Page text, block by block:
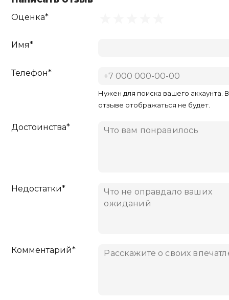
Оценка*
Имя*
Телефон*
Нужен для поиска вашего аккаунта. В
отзыве отображаться не будет.
Достоинства*
Недостатки*
Комментарий*